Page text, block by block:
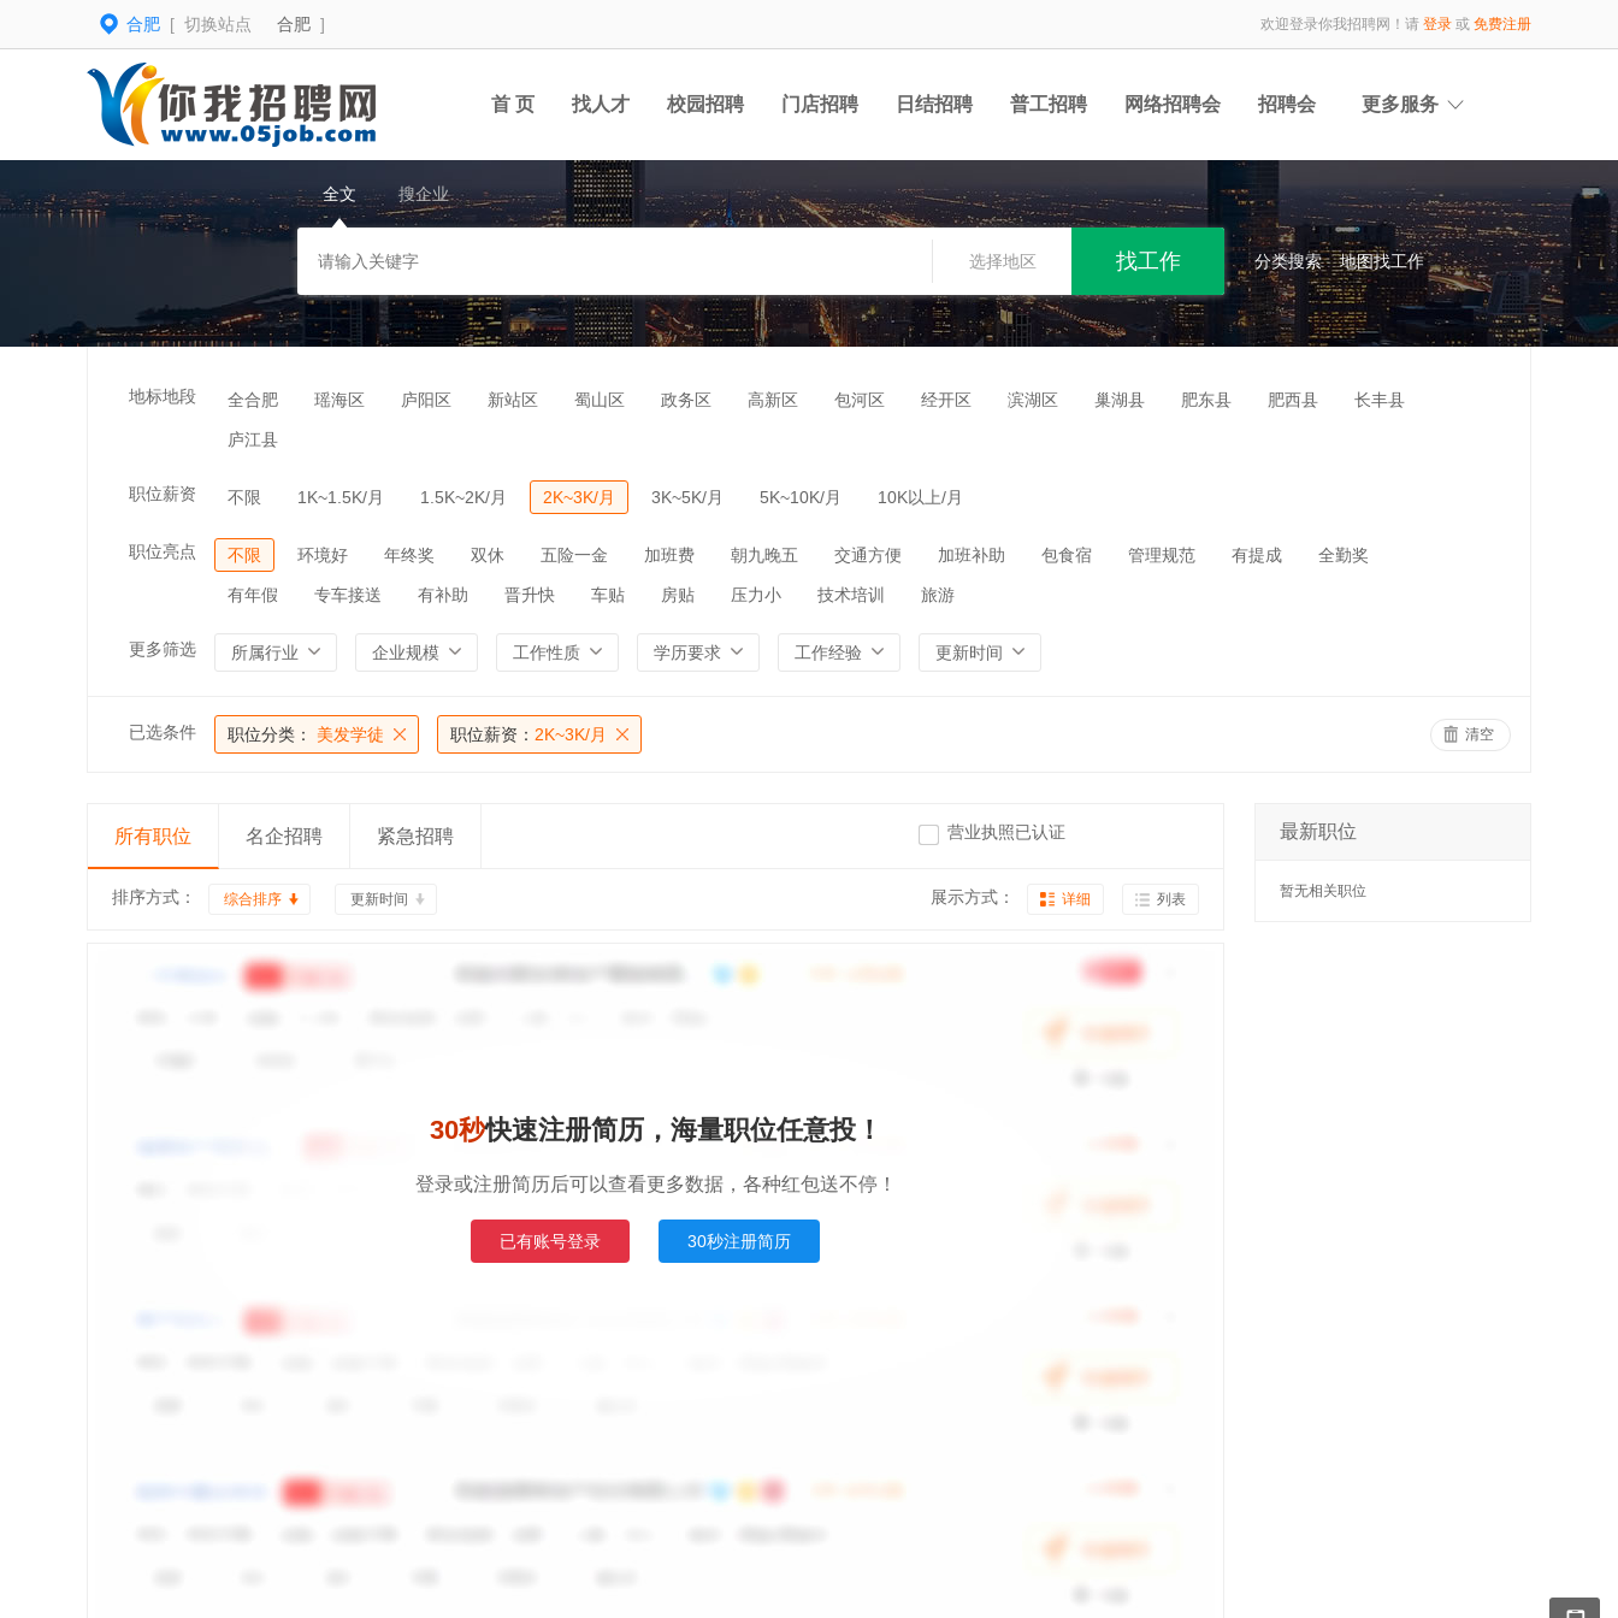
合肥 [ 切换站点 合肥 ] 欢迎登录你我招聘网！请 登录 或 免费注册
首 页 找人才 校园招聘 门店招聘 日结招聘 普工招聘 网络招聘会 招聘会 更多服务
全文 搜企业
选择地区 分类搜索 地图找工作
地标地段 全合肥 瑶海区 庐阳区 新站区 蜀山区 政务区 高新区 包河区 经开区 滨湖区 巢湖县 肥东县 肥西县 长丰县
庐江县
职位薪资 不限 1K~1.5K/月 1.5K~2K/月 2K~3K/月 3K~5K/月 5K~10K/月 10K以上/月
职位亮点 不限 环境好 年终奖 双休 五险一金 加班费 朝九晚五 交通方便 加班补助 包食宿 管理规范 有提成 全勤奖
有年假 专车接送 有补助 晋升快 车贴 房贴 压力小 技术培训 旅游
更多筛选 所属行业 企业规模 工作性质 学历要求 工作经验 更新时间
已选条件 职位分类： 美发学徒 职位薪资： 2K~3K/月 清空
所有职位 名企招聘 紧急招聘 营业执照已认证
排序方式： 综合排序 更新时间 展示方式： 详细 列表
30秒快速注册简历，海量职位任意投！
登录或注册简历后可以查看更多数据，各种红包送不停！
已有账号登录 30秒注册简历
最新职位
暂无相关职位